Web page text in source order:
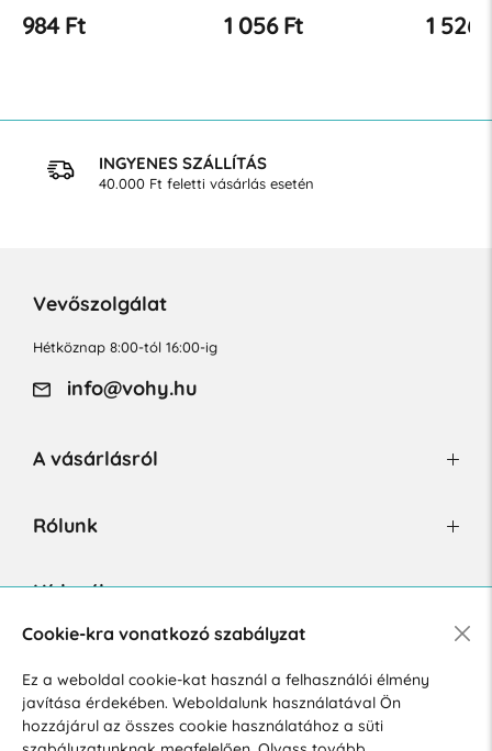
984 Ft 1 056 Ft 1 526
INGYENES SZÁLLÍTÁS
40.000 Ft feletti vásárlás esetén
Vevőszolgálat
Hétköznap 8:00-tól 16:00-ig
info@vohy.hu
A vásárlásról
Rólunk
Hírlevél
Hozzájárulok a személyes adatok marketing célú kezeléséhez.
Személyes adatok védelmére vonatkozó szabályzat.
Cookie-kra vonatkozó szabályzat
Ez a weboldal cookie-kat használ a felhasználói élmény
javítása érdekében. Weboldalunk használatával Ön
hozzájárul az összes cookie használatához a süti